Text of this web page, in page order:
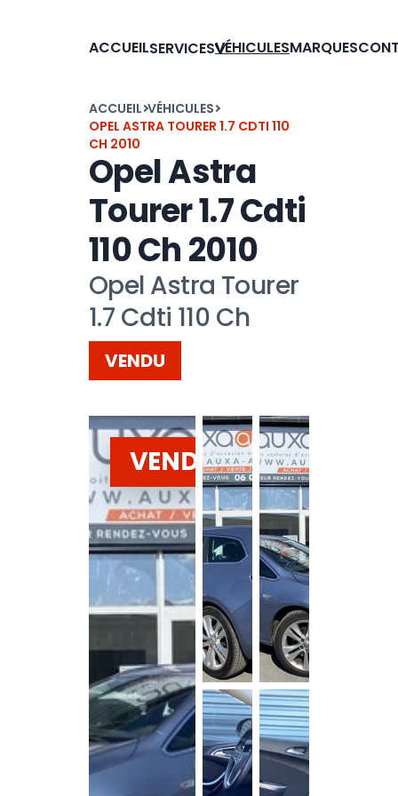
ACCUEILSERVICESVÉHICULESMARQUES
ACCUEIL VÉHICULES
OPEL ASTRA TOURER 1.7 CDTI 110
CH 2010
Opel Astra
Tourer 1.7 Cdti
110 Ch 2010
Opel Astra Tourer
1.7 Cdti 110 Ch
VENDU
VENDU